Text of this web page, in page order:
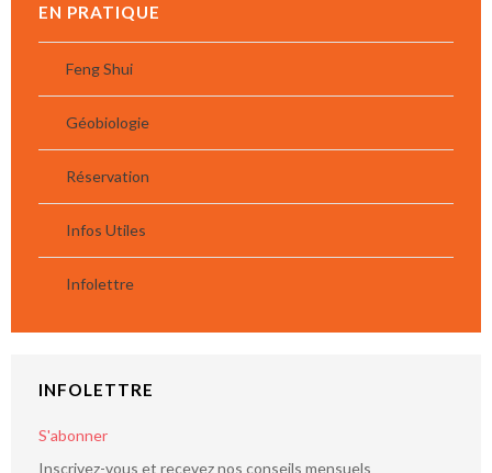
EN PRATIQUE
Feng Shui
Géobiologie
Réservation
Infos Utiles
Infolettre
INFOLETTRE
S'abonner
Inscrivez-vous et recevez nos conseils mensuels